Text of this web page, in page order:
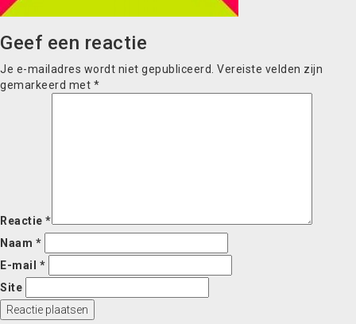
Geef een reactie
Je e-mailadres wordt niet gepubliceerd. Vereiste velden zijn
gemarkeerd met *
Reactie *
Naam *
E-mail *
Site